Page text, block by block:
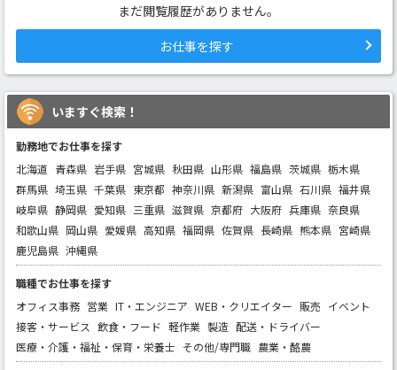
まだ閲覧履歴がありません。
お仕事を探す
いますぐ検索！
勤務地でお仕事を探す
北海道 青森県 岩手県 宮城県 秋田県 山形県 福島県 茨城県 栃木県
群馬県 埼玉県 千葉県 東京都 神奈川県 新潟県 富山県 石川県 福井県
岐阜県 静岡県 愛知県 三重県 滋賀県 京都府 大阪府 兵庫県 奈良県
和歌山県 岡山県 愛媛県 高知県 福岡県 佐賀県 長崎県 熊本県 宮崎県
鹿児島県 沖縄県
職種でお仕事を探す
オフィス事務 営業 IT・エンジニア WEB・クリエイター 販売 イベント
接客・サービス 飲食・フード 軽作業 製造 配送・ドライバー
医療・介護・福祉・保育・栄養士 その他/専門職 農業・酪農